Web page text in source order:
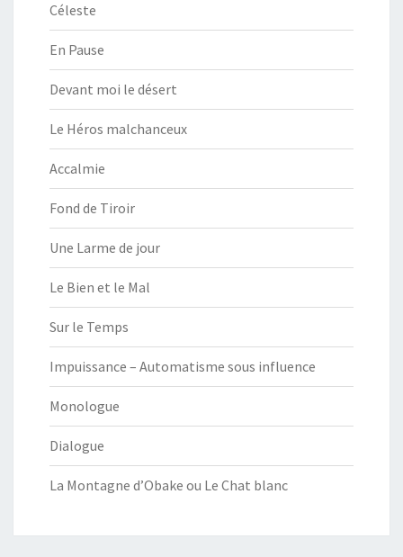
Céleste
En Pause
Devant moi le désert
Le Héros malchanceux
Accalmie
Fond de Tiroir
Une Larme de jour
Le Bien et le Mal
Sur le Temps
Impuissance – Automatisme sous influence
Monologue
Dialogue
La Montagne d’Obake ou Le Chat blanc